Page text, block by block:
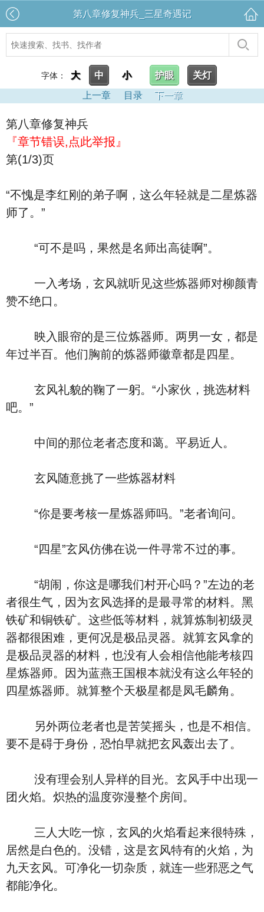
第八章修复神兵_三星奇遇记
字体： 大 中 小 护眼
关灯
上一章
目录 下一章
第八章修复神兵
『章节错误,点此举报』
第(1/3)页
“不愧是李红刚的弟子啊，这么年轻就是二星炼器
师了。”
“可不是吗，果然是名师出高徒啊”。
一入考场，玄风就听见这些炼器师对柳颜青
赞不绝口。
映入眼帘的是三位炼器师。两男一女，都是
年过半百。他们胸前的炼器师徽章都是四星。
玄风礼貌的鞠了一躬。“小家伙，挑选材料
吧。”
中间的那位老者态度和蔼。平易近人。
玄风随意挑了一些炼器材料
“你是要考核一星炼器师吗。”老者询问。
“四星”玄风仿佛在说一件寻常不过的事。
“胡闹，你这是哪我们村开心吗？”左边的老
者很生气，因为玄风选择的是最寻常的材料。黑
铁矿和铜铁矿。这些低等材料，就算炼制初级灵
器都很困难，更何况是极品灵器。就算玄风拿的
是极品灵器的材料，也没有人会相信他能考核四
星炼器师。因为蓝燕王国根本就没有这么年轻的
四星炼器师。就算整个天极星都是凤毛麟角。
另外两位老者也是苦笑摇头，也是不相信。
要不是碍于身份，恐怕早就把玄风轰出去了。
没有理会别人异样的目光。玄风手中出现一
团火焰。炽热的温度弥漫整个房间。
三人大吃一惊，玄风的火焰看起来很特殊，
居然是白色的。没错，这是玄风特有的火焰，为
九天玄风。可净化一切杂质，就连一些邪恶之气
都能净化。